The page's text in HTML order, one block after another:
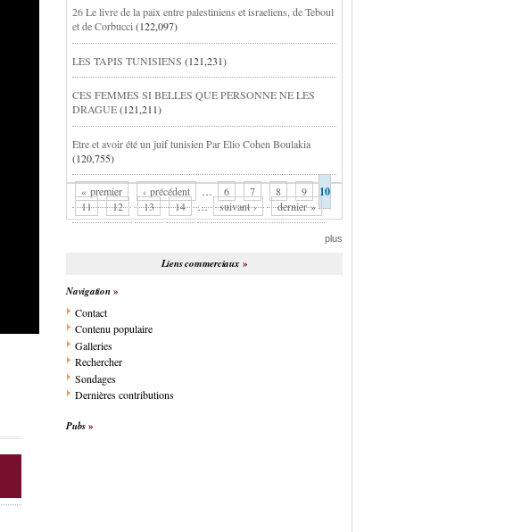
26 Le livre de la paix entre palestiniens et israeliens, de Teboul
et de Corbucci (122,097)
LES TAPIS TUNISIENS (121,231)
CES FEMMES SI BELLES QUE PERSONNE NE LES
DRAGUE(121,211)
Etre et avoir été un juif tunisien Par Elio Cohen Boulakia
(120,755)
« premier ‹ précédent … 6 7 8 9 10
11 12 13 14 … suivant › dernier »
plus
Liens commerciaux
Navigation
Contact
Contenu populaire
Galleries
Rechercher
Sondages
Dernières contributions
Pubs